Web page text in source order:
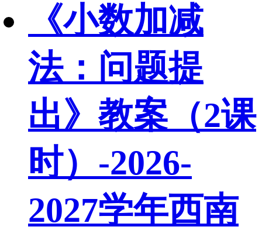
《小数加减
法：问题提
出》教案（2课
时）-2026-
2027学年西南